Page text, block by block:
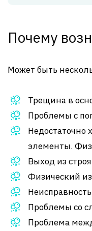
Почему
Может быть
Трещина в
Проблемы с
Недостаточно
элементы.
Выход из
Физический
Проблемы со
Проблема